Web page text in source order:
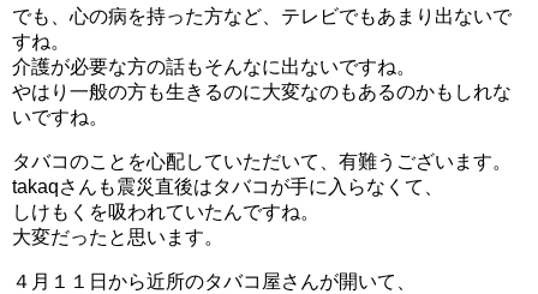
でも、心の病を持った方など、テレビでもあまり出ないで
すね。
介護が必要な方の話もそんなに出ないですね。
やはり一般の方も生きるのに大変なのもあるのかもしれな
いですね。
タバコのことを心配していただいて、有難うございます。
takaqさんも震災直後はタバコが手に入らなくて、
しけもくを吸われていたんですね。
大変だったと思います。
４月１１日から近所のタバコ屋さんが開いて、